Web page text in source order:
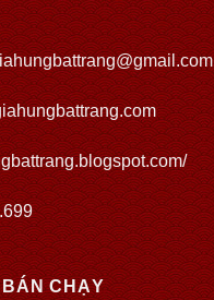
CHẠY